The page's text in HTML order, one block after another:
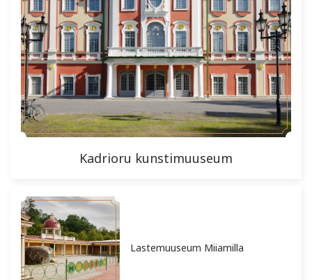
Kadrioru kunstimuuseum
Lastemuuseum Miiamilla